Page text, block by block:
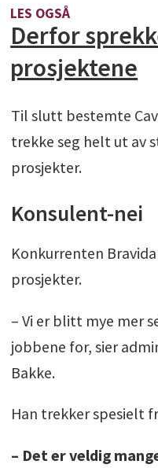
LES OGSÅ
Derfor
prosjektene
Til slutt bestemte
trekke seg helt ut av
prosjekter.
Konsulent-nei
Konkurrenten
prosjekter.
– Vi er blitt mye mer
jobbene for, sier
Bakke.
Han trekker spesielt
– Det er veldig